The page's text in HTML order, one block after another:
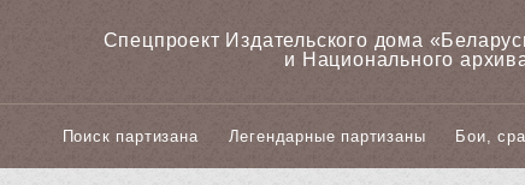
Спецпроект Издательского дома
и Национального
Поиск партизана Легендарные партизаны Бои,